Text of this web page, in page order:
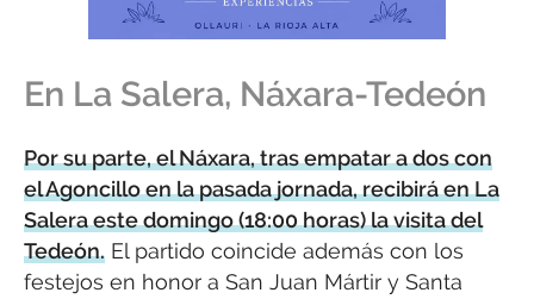
En La Salera, Náxara-Tedeón
Por su parte, el Náxara, tras empatar a dos con
el Agoncillo en la pasada jornada, recibirá en La
Salera este domingo (18:00 horas) la visita del
Tedeón. El partido coincide además con los
festejos en honor a San Juan Mártir y Santa